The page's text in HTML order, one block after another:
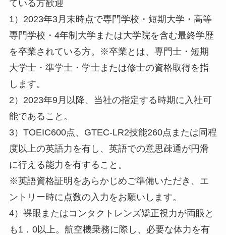
ている方歓迎
1）2023年3月末時点で専門学校・短期大学・高等
専門学校・4年制大学または大学院を含む最終学歴
を卒業されている方。※卒業とは、専門士・短期
大学士・準学士・学士または修士の資格取得を指
します。
2）2023年9月以降、当社の指定する時期に入社可
能であること。
3）TOEIC600点、GTEC-LR2技能260点または同程
度以上の英語力を有し、英語での意思疎通が円滑
に行える能力を有すること。
※英語資格証明をあらかじめご準備いただき、エ
ントリー時に点数の入力をお願いします。
4）裸眼またはコンタクトレンズ矯正視力が両眼と
も1．0以上。航空機乗務に際し、必要な体力を有